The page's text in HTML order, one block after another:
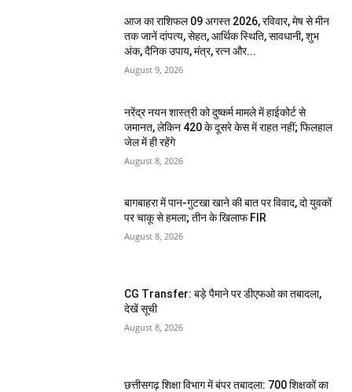
आज का राशिफल 09 अगस्त 2026, रविवार, मेष से मीन
तक जानें दांपत्य, सेहत, आर्थिक स्थिति, सावधानी, शुभ
अंक, दैनिक उपाय, मंत्र, रत्न और...
August 9, 2026
नरेंद्र नयन शास्त्री को दुष्कर्म मामले में हाईकोर्ट से
जमानत, लेकिन 420 के दूसरे केस में राहत नहीं; फिलहाल
जेल में ही रहेंगे
August 8, 2026
बागबाहरा में पान-गुटखा खाने की बात पर विवाद, दो युवकों
पर चाकू से हमला; तीन के खिलाफ FIR
August 8, 2026
CG Transfer: बड़े पैमाने पर डीएफओ का तबादला,
देखें सूची
August 8, 2026
छत्तीसगढ़ शिक्षा विभाग में बंपर तबादला: 700 शिक्षकों का